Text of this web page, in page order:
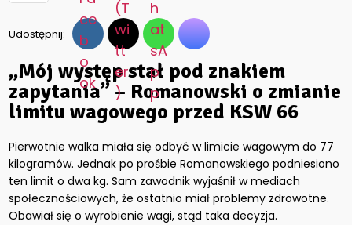
Udostępnij:
„Mój występ stał pod znakiem
zapytania” – Romanowski o zmianie
limitu wagowego przed KSW 66
Pierwotnie walka miała się odbyć w limicie wagowym do 77
kilogramów. Jednak po prośbie Romanowskiego podniesiono
ten limit o dwa kg. Sam zawodnik wyjaśnił w mediach
społecznościowych, że ostatnio miał problemy zdrowotne.
Obawiał się o wyrobienie wagi, stąd taka decyzja.